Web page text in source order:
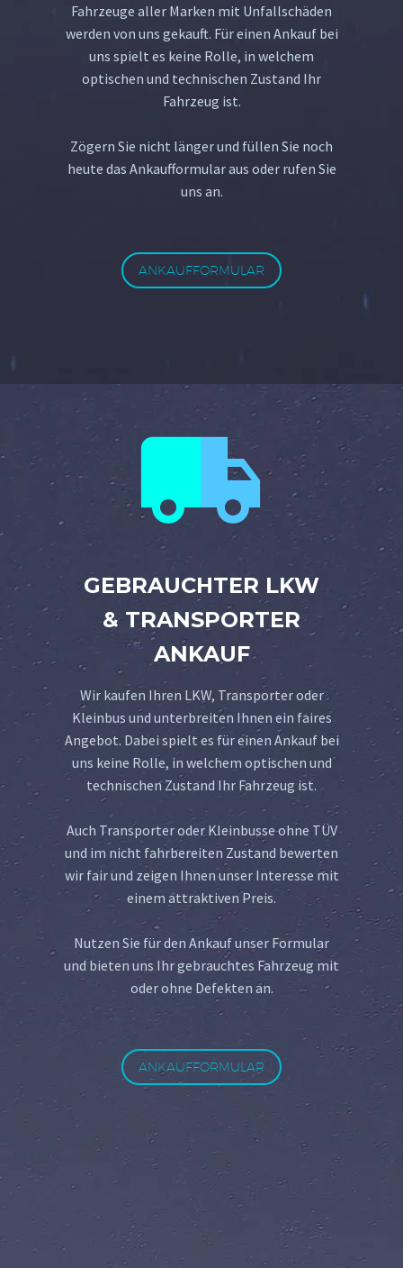
Fahrzeuge aller Marken mit Unfallschäden
werden von uns gekauft. Für einen Ankauf bei
uns spielt es keine Rolle, in welchem
optischen und technischen Zustand Ihr
Fahrzeug ist.
Zögern Sie nicht länger und füllen Sie noch
heute das Ankaufformular aus oder rufen Sie
uns an.
ANKAUFFORMULAR


GEBRAUCHTER LKW
& TRANSPORTER
ANKAUF
Wir kaufen Ihren LKW, Transporter oder
Kleinbus und unterbreiten Ihnen ein faires
Angebot. Dabei spielt es für einen Ankauf bei
uns keine Rolle, in welchem optischen und
technischen Zustand Ihr Fahrzeug ist.
Auch Transporter oder Kleinbusse ohne TÜV
und im nicht fahrbereiten Zustand bewerten
wir fair und zeigen Ihnen unser Interesse mit
einem attraktiven Preis.
Nutzen Sie für den Ankauf unser Formular
und bieten uns Ihr gebrauchtes Fahrzeug mit
oder ohne Defekten an.
ANKAUFFORMULAR